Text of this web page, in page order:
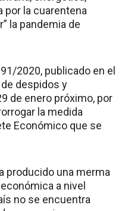
por la cuarentena
la pandemia de
2020, publicado en el
despidos y
de enero próximo, por
la medida
Económico que se
producido una merma
a nivel
no se encuentra